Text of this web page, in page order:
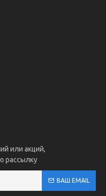
или акций,
рассылку
ВАШ EMAIL